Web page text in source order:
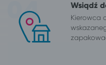
Wsiądź
Kierowca